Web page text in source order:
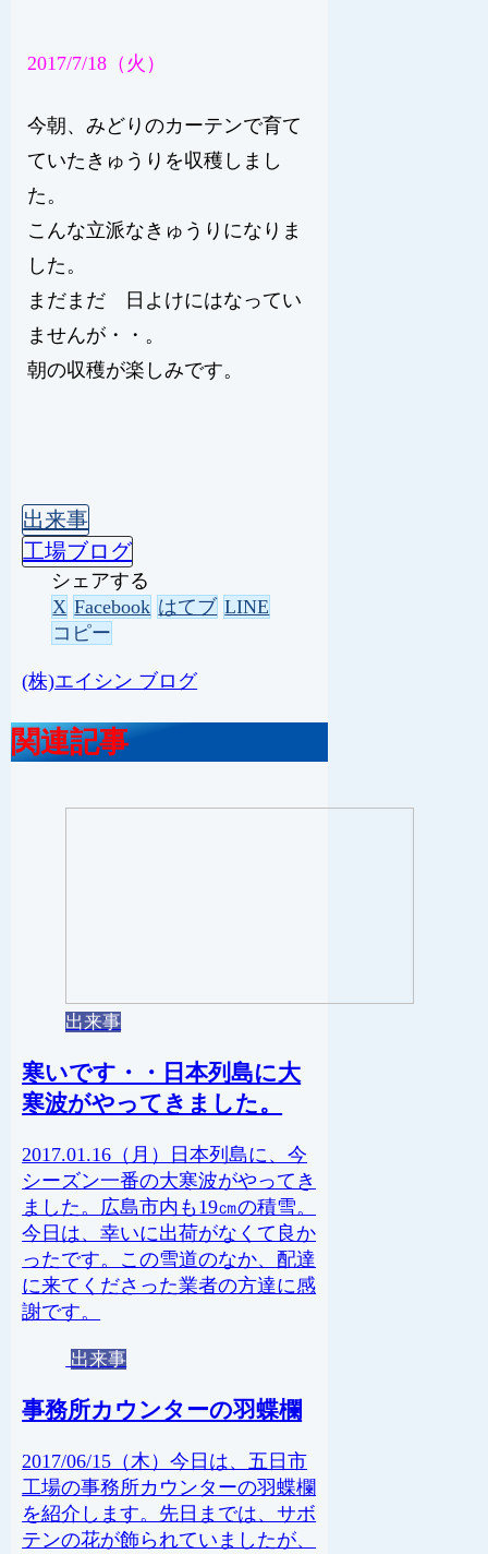
2017/7/18（火）
今朝、みどりのカーテンで育て
ていたきゅうりを収穫しまし
た。
こんな立派なきゅうりになりま
した。
まだまだ 日よけにはなってい
ませんが・・。
朝の収穫が楽しみです。
出来事
工場ブログ
シェアする
X Facebook はてブ LINE
コピー
(株)エイシン ブログ
関連記事
出来事
寒いです・・日本列島に大
寒波がやってきました。
2017.01.16（月）日本列島に、今
シーズン一番の大寒波がやってき
ました。広島市内も19㎝の積雪。
今日は、幸いに出荷がなくて良か
ったです。この雪道のなか、配達
に来てくださった業者の方達に感
謝です。
出来事
事務所カウンターの羽蝶欄
2017/06/15（木）今日は、五日市
工場の事務所カウンターの羽蝶欄
を紹介します。先日までは、サボ
テンの花が飾られていましたが、